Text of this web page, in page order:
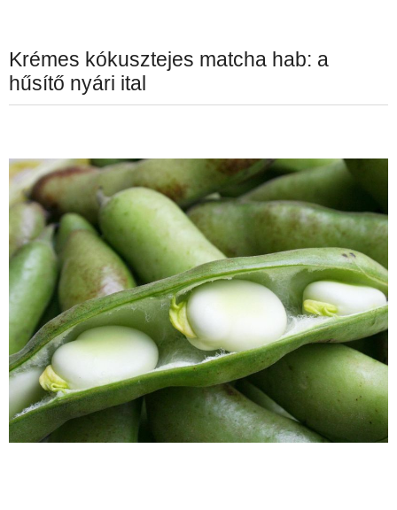
Krémes kókusztejes matcha hab: a
hűsítő nyári ital